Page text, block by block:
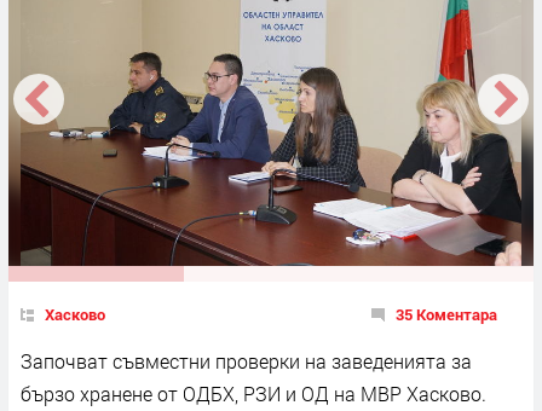
Хасково 35 Коментара
Започват съвместни проверки на заведенията за
бързо хранене от ОДБХ, РЗИ и ОД на МВР Хасково.